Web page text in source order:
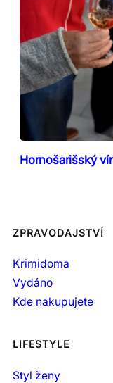
Hornošarišský
ZPRAVODAJSTVÍ
Krimidoma
Vydáno
Kde nakupujete
LIFESTYLE
Styl ženy